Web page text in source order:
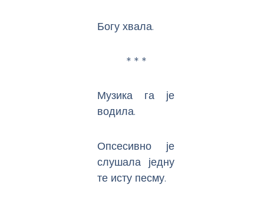
Богу хвала.
* * *
Музика га је
водила.
Опсесивно је
слушала једну
те исту песму.